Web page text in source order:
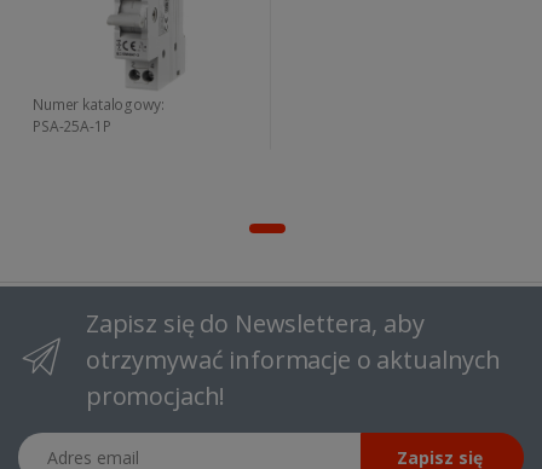
Numer katalogowy:
PSA-25A-1P
Zapisz się do Newslettera, aby
otrzymywać informacje o aktualnych
promocjach!
Adres email
Zapisz się